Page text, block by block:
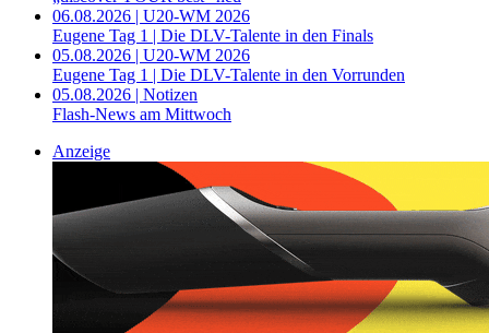
06.08.2026 | U20-WM 2026
Eugene Tag 1 | Die DLV-Talente in den Finals
05.08.2026 | U20-WM 2026
Eugene Tag 1 | Die DLV-Talente in den Vorrunden
05.08.2026 | Notizen
Flash-News am Mittwoch
Anzeige